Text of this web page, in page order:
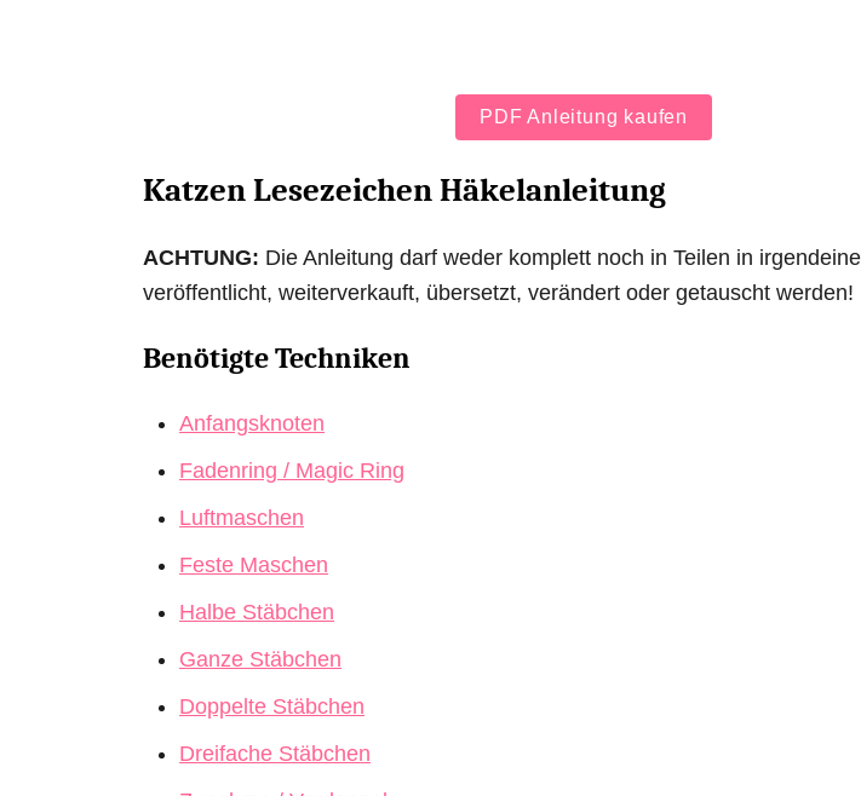
PDF Anleitung kaufen
Katzen Lesezeichen Häkelanleitung
ACHTUNG: Die Anleitung darf weder komplett noch in Teilen in
veröffentlicht, weiterverkauft, übersetzt, verändert oder getauscht werden!
Benötigte Techniken
Anfangsknoten
Fadenring / Magic Ring
Luftmaschen
Feste Maschen
Halbe Stäbchen
Ganze Stäbchen
Doppelte Stäbchen
Dreifache Stäbchen